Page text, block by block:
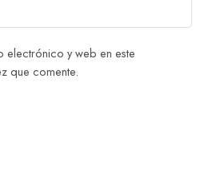
y web en este
que comente.